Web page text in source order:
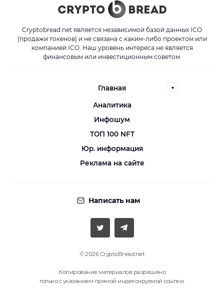
Cryptobread.net является независимой базой данных ICO
(продажи токенов) и не связана с каким-либо проектом или
компанией ICO. Наш уровень интереса не является
финансовым или инвестиционным советом.
Главная
Аналитика
Инфошум
ТОП 100 NFT
Юр. информация
Реклама на сайте
Написать нам
© 2026 CryptoBread.net
Копирование материалов разрешено
только с указанием прямой индексируемой ссылки.